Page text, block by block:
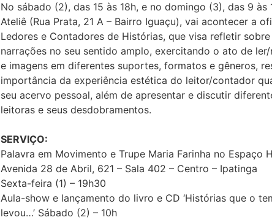
No sábado (2), das 15 às 18h, e no domingo (3), das 9 às
Ateliê (Rua Prata, 21 A – Bairro Iguaçu), vai acontecer a
Ledores e Contadores de Histórias, que visa refletir
narrações no seu sentido amplo, exercitando o ato de
e imagens em diferentes suportes, formatos e gêneros,
importância da experiência estética do leitor/contador
seu acervo pessoal, além de apresentar e discutir
leitoras e seus desdobramentos.
SERVIÇO:
Palavra em Movimento e Trupe Maria Farinha no Espaço
Avenida 28 de Abril, 621 – Sala 402 – Centro – Ipatinga
Sexta-feira (1) – 19h30
Aula-show e lançamento do livro e CD ‘Histórias que o
levou…’ Sábado (2) – 10h